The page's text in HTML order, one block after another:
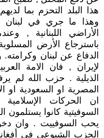
هذا البلد التحزم بما
وهذا ما جري في لبنان
الأراضي اللبنانية ,
باسترجاع الأرض
الدفاع عن لبنان
لإيران , فان الامة
الذيلية . حزب الله لم
المصرية او السعودية او
ان الحركات
السوفيتية كانوا
يحب السوفييت . وان
الحزب الشيوعي في